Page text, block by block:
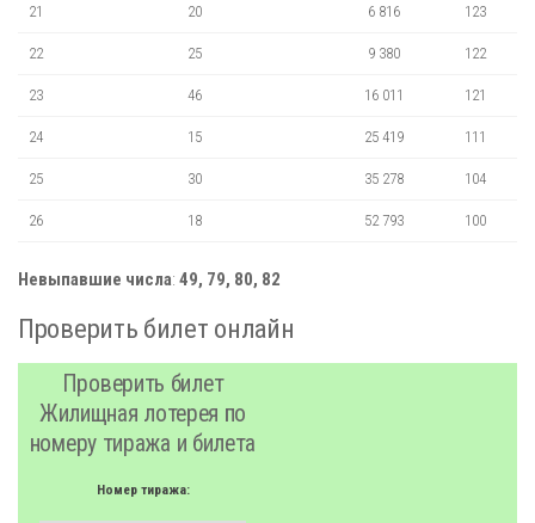
21 20 6 816 123
22 25 9 380 122
23 46 16 011 121
24 15 25 419 111
25 30 35 278 104
26 18 52 793 100
Невыпавшие числа: 49, 79, 80, 82
Проверить билет онлайн
Проверить билет
Жилищная лотерея по
номеру тиража и билета
Номер тиража: